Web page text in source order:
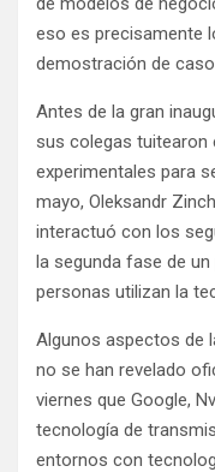
eso es precisamente
demostración de
Antes de la gran
sus colegas tuitearon
experimentales para
mayo, Oleksandr
interactuó con los
la segunda fase de
personas utilizan la
Algunos aspectos de
no se han revelado
viernes que Google,
tecnología de
entornos con